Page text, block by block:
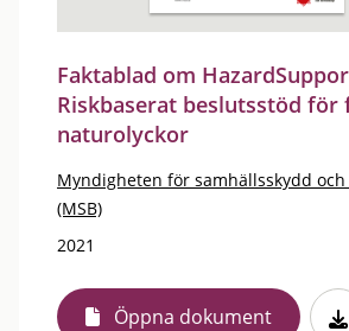
Faktablad om
Riskbaserat beslutsstöd för
naturolyckor
Myndigheten för samhällsskydd
(MSB)
2021
Öppna dokument